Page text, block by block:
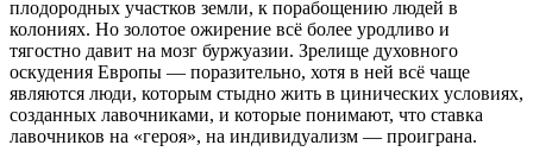
плодородных участков земли, к порабощению людей в
колониях. Но золотое ожирение всё более уродливо и
тягостно давит на мозг буржуазии. Зрелище духовного
оскудения Европы — поразительно, хотя в ней всё чаще
являются люди, которым стыдно жить в цинических условиях,
созданных лавочниками, и которые понимают, что ставка
лавочников на «героя», на индивидуализм — проиграна.